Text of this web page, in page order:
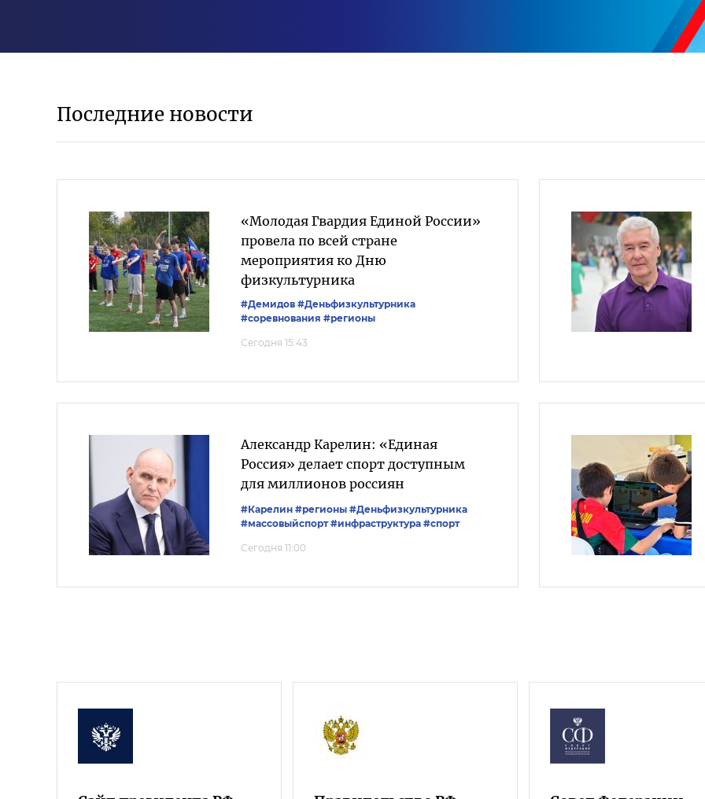
Последние новости
«Молодая Гвардия Единой России»
провела по всей стране
мероприятия ко Дню
физкультурника
#Демидов #Деньфизкультурника
#соревнования #регионы
Сегодня 15:43
Александр Карелин: «Единая
Россия» делает спорт доступным
для миллионов россиян
#Карелин #регионы #Деньфизкультурника
#массовыйспорт #инфраструктура #спорт
Сегодня 11:00